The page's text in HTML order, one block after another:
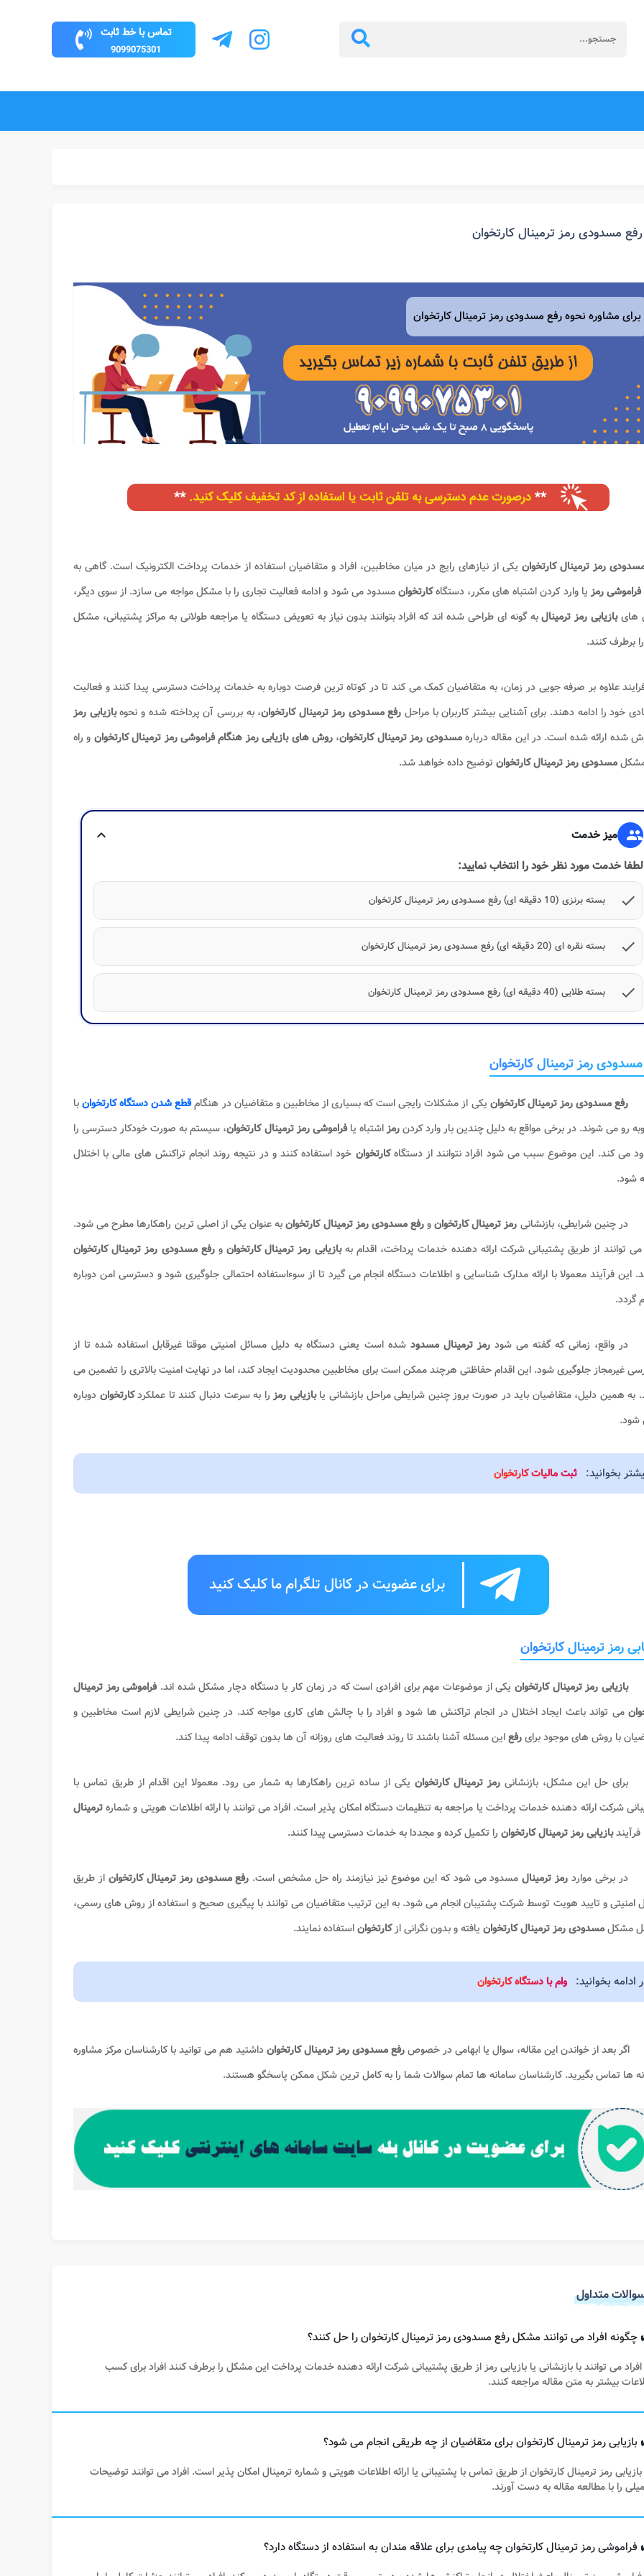
تماس با خط ثابت
9099075301
رفع مسدودی رمز ترمینال کارتخوان
برای مشاوره نحوه رفع مسدودی رمز ترمینال کارتخوان
رمز ترمینال کارتخوان یکی از نیازهای رایج در میان مخاطبین، افراد و متقاضیان استفاده از خدمات پرداخت الکترونیک است. گاهی به
فراموشی رمزیا وارد کردن اشتباه های مکرر، دستگاهکارتخوانمسدود می شود و ادامه فعالیت تجاری را با مشکل مواجه می سازد. از سوی دیگر،
هایبازیابی رمز ترمینالبه گونه ای طراحی شده اند که افراد بتوانند بدون نیاز به تعویض دستگاه یا مراجعه طولانی به مراکز پشتیبانی، مشکل
برطرف کنند.
علاوه بر صرفه جویی در زمان، به متقاضیان کمک می کند تا در کوتاه ترین فرصت دوباره به خدمات پرداخت دسترسی پیدا کنند و فعالیت
خود را ادامه دهند. برای آشنایی بیشتر کاربران با مراحل رفع مسدودی رمز ترمینال کارتخوان، به بررسی آن پرداخته شده و نحوهبازیابی رمز
شده ارائه شده است. در این مقاله دربارهمسدودی رمز ترمینال کارتخوان،روش های بازیابی رمز هنگام فراموشی رمز ترمینال کارتخوان و راه
مسدودی رمز ترمینال کارتخوان توضیح داده خواهد شد.
group میز خدمت
expand_more
لطفا خدمت مورد نظر خود را انتخاب نمایید:
check
بسته برنزی (10 دقیقه ای) رفع مسدودی رمز ترمینال کارتخوان
check بسته نقره ای (20 دقیقه ای) رفع مسدودی رمز ترمینال کارتخوان
check بسته طلایی (40 دقیقه ای) رفع مسدودی رمز ترمینال کارتخوان
رمز ترمینال کارتخوان
رفع مسدودی رمز ترمینال کارتخوان یکی از مشکلات رایجی است که بسیاری از مخاطبین و متقاضیان در هنگامقطع شدن دستگاه کارتخوانبا
رو می شوند. در برخی مواقع به دلیل چندین بار وارد کردنرمزاشتباه یافراموشیرمز ترمینال کارتخوان، سیستم به صورت خودکار دسترسی را
می کند. این موضوع سبب می شود افراد نتوانند از دستگاهکارتخوان خود استفاده کنند و در نتیجه روند انجام تراکنش های مالی با اختلال
شود.
در چنین شرایطی، بازنشانی رمز ترمینال کارتخوانورفع مسدودی رمز ترمینال کارتخوانبه عنوان یکی از اصلی ترین راهکارها مطرح می شود.
می توانند از طریق پشتیبانی شرکت ارائه دهنده خدمات پرداخت، اقدام بهبازیابی رمز ترمینال کارتخوانورفع مسدودی رمز ترمینال کارتخوان
این فرآیند معمولا با ارائه مدارک شناسایی و اطلاعات دستگاه انجام می گیرد تا از سوءاستفاده احتمالی جلوگیری شود و دسترسی امن دوباره
گردد.
در واقع، زمانی که گفته می شودرمز ترمینال مسدودشده است یعنی دستگاه به دلیل مسائل امنیتی موقتا غیرقابل استفاده شده تا از
غیرمجاز جلوگیری شود. این اقدام حفاظتی هرچند ممکن است برای مخاطبین محدودیت ایجاد کند، اما در نهایت امنیت بالاتری را تضمین می
به همین دلیل، متقاضیان باید در صورت بروز چنین شرایطی مراحل بازنشانی یابازیابی رمزرا به سرعت دنبال کنند تا عملکردکارتخوان دوباره
شود.
بخوانید: ثبت مالیات کارتخوان
برای عضویت در کانال تلگرام ما کلیک کنید
رمز ترمینال کارتخوان
بازیابی رمز ترمینال کارتخوانیکی از موضوعات مهم برای افرادی است که در زمان کار با دستگاه دچار مشکل شده اند.فراموشی رمز ترمینال
می تواند باعث ایجاد اختلال در انجام تراکنش ها شود و افراد را با چالش های کاری مواجه کند. در چنین شرایطی لازم است مخاطبین و
با روش های موجود برایرفعاین مسئله آشنا باشند تا روند فعالیت های روزانه آن ها بدون توقف ادامه پیدا کند.
برای حل این مشکل، بازنشانی رمز ترمینال کارتخوان یکی از ساده ترین راهکارها به شمار می رود. معمولا این اقدام از طریق تماس با
شرکت ارائه دهنده خدمات پرداخت یا مراجعه به تنظیمات دستگاه امکان پذیر است. افراد می توانند با ارائه اطلاعات هویتی و شمارهترمینال
بازیابی رمز ترمینال کارتخوان را تکمیل کرده و مجددا به خدمات دسترسی پیدا کنند.
در برخی مواردرمز ترمینالمسدود می شود که این موضوع نیز نیازمند راه حل مشخص است. رفع مسدودی رمز ترمینال کارتخوان از طریق
امنیتی و تایید هویت توسط شرکت پشتیبان انجام می شود. به این ترتیب متقاضیان می توانند با پیگیری صحیح و استفاده از روش های رسمی،
مشکلمسدودی رمز ترمینال کارتخوان یافته و بدون نگرانی ازکارتخواناستفاده نمایند.
ادامه بخوانید: وام با دستگاه کارتخوان
اگر بعد از خواندن این مقاله، سوال یا ابهامی در خصوصرفع مسدودی رمز ترمینال کارتخوانداشتید هم می توانید با کارشناسان مرکز مشاوره
ها تماس بگیرید. کارشناسان سامانه ها تمام سوالات شما را به کامل ترین شکل ممکن پاسخگو هستند.
متداول
می توانند با بازنشانی یا بازیابی رمز از طریق پشتیبانی شرکت ارائه دهنده خدمات پرداخت این مشکل را برطرف کنند افراد برای کسب
بیشتر به متن مقاله مراجعه کنند.
رمز ترمینال کارتخوان از طریق تماس با پشتیبانی یا ارائه اطلاعات هویتی و شماره ترمینال امکان پذیر است. افراد می توانند توضیحات
را با مطالعه مقاله به دست آورند.